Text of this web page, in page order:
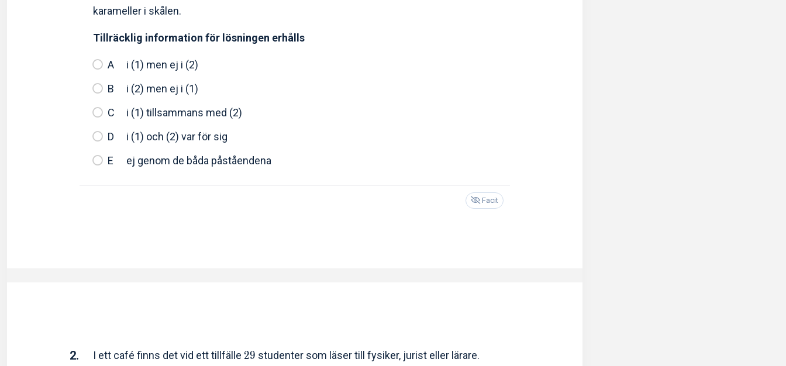
karameller i skålen.
Tillräcklig information för lösningen erhålls
i (1) men ej i (2)
i (2) men ej i (1)
i (1) tillsammans med (2)
i (1) och (2) var för sig
ej genom de båda påståendena
Facit
2. I ett café finns det vid ett tillfälle 29 studenter som läser till fysiker, jurist eller lärare.